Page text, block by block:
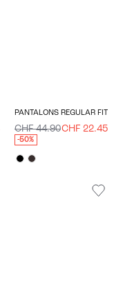
PANTALONS REGULAR FIT
CHF 44.90CHF 22.45
-50%